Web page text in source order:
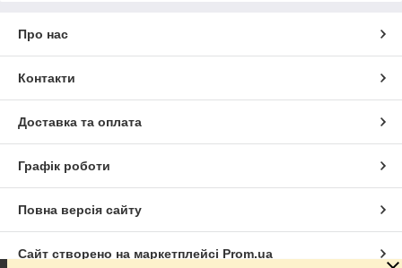
Про нас
Контакти
Доставка та оплата
Графік роботи
Повна версія сайту
Сайт створено на маркетплейсі Prom.ua